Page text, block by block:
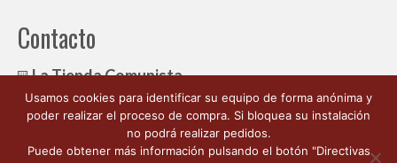
Contacto
La Tienda Comunista
c/ Ambrosio de Morales, 1
Córdoba España 14003
662 176 563
Usamos cookies para identificar su equipo de forma anónima y
poder realizar el proceso de compra. Si bloquea su instalación
no podrá realizar pedidos.
Puede obtener más información pulsando el botón "Directivas